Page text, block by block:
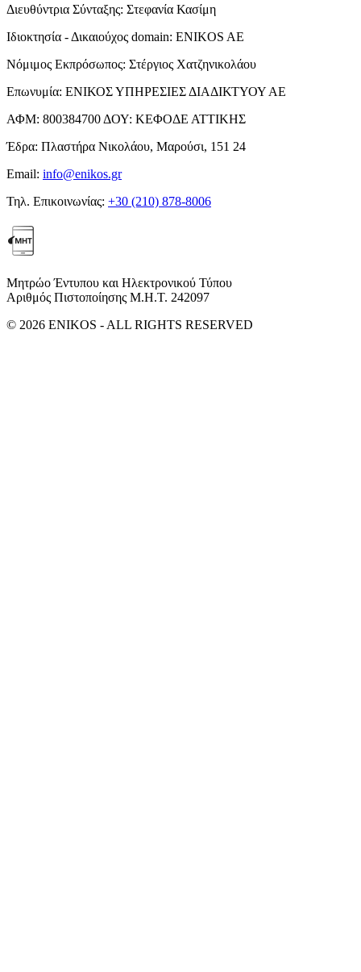
Διευθύντρια Σύνταξης: Στεφανία Κασίμη
Ιδιοκτησία - Δικαιούχος domain: ENIKOS AE
Νόμιμος Εκπρόσωπος: Στέργιος Χατζηνικολάου
Επωνυμία: ΕΝΙΚΟΣ ΥΠΗΡΕΣΙΕΣ ΔΙΑΔΙΚΤΥΟΥ ΑΕ
ΑΦΜ: 800384700 ΔΟΥ: ΚΕΦΟΔΕ ΑΤΤΙΚΗΣ
Έδρα: Πλαστήρα Νικολάου, Μαρούσι, 151 24
Email: info@enikos.gr
Τηλ. Επικοινωνίας: +30 (210) 878-8006
Μητρώο Έντυπου και Ηλεκτρονικού Τύπου
Αριθμός Πιστοποίησης Μ.Η.Τ. 242097
© 2026 ENIKOS - ALL RIGHTS RESERVED